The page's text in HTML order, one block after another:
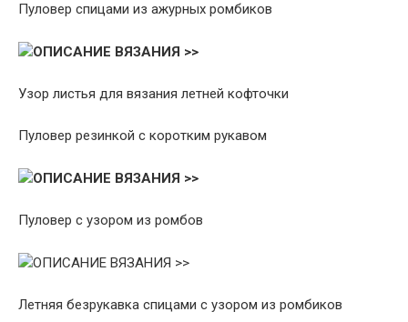
Пуловер спицами из ажурных ромбиков
ОПИСАНИЕ ВЯЗАНИЯ >>
Узор листья для вязания летней кофточки
Пуловер резинкой с коротким рукавом
ОПИСАНИЕ ВЯЗАНИЯ >>
Пуловер с узором из ромбов
ОПИСАНИЕ ВЯЗАНИЯ >>
Летняя безрукавка спицами с узором из ромбиков